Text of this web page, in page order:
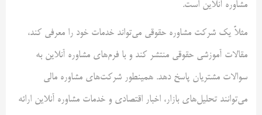
مشاوره آنلاین است.
مثلاً یک شرکت مشاوره حقوقی می‌تواند خدمات خود را معرفی کند،
مقالات آموزشی حقوقی منتشر کند و با فرم‌های مشاوره آنلاین به
سوالات مشتریان پاسخ دهد. همینطور شرکت‌های مشاوره مالی
می‌توانند تحلیل‌های بازار، اخبار اقتصادی و خدمات مشاوره آنلاین ارائه